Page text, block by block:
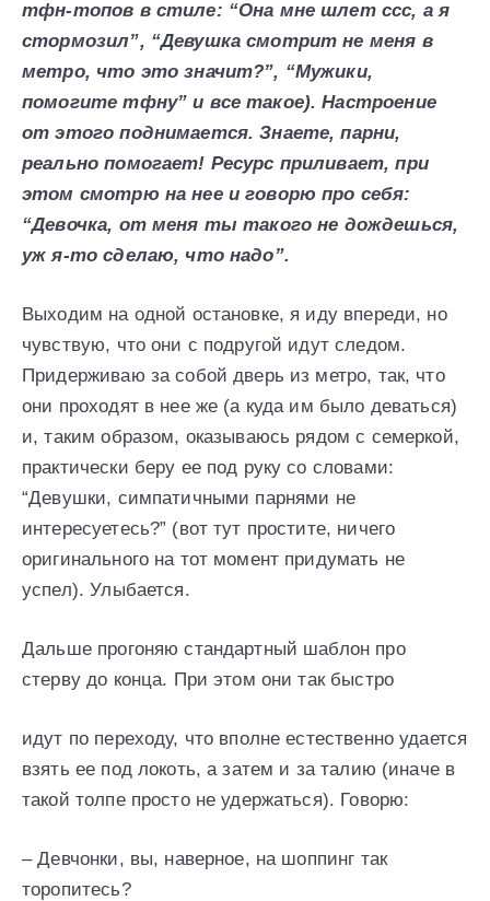
тфн-топов в стиле: “Она мне шлет ссс, а я
стормозил”, “Девушка смотрит не меня в
метро, что это значит?”, “Мужики,
помогите тфну” и все такое). Настроение
от этого поднимается. Знаете, парни,
реально помогает! Ресурс приливает, при
этом смотрю на нее и говорю про себя:
“Девочка, от меня ты такого не дождешься,
уж я-то сделаю, что надо”.
Выходим на одной остановке, я иду впереди, но
чувствую, что они с подругой идут следом.
Придерживаю за собой дверь из метро, так, что
они проходят в нее же (а куда им было деваться)
и, таким образом, оказываюсь рядом с семеркой,
практически беру ее под руку со словами:
“Девушки, симпатичными парнями не
интересуетесь?” (вот тут простите, ничего
оригинального на тот момент придумать не
успел). Улыбается.
Дальше прогоняю стандартный шаблон про
стерву до конца. При этом они так быстро
идут по переходу, что вполне естественно удается
взять ее под локоть, а затем и за талию (иначе в
такой толпе просто не удержаться). Говорю:
– Девчонки, вы, наверное, на шоппинг так
торопитесь?